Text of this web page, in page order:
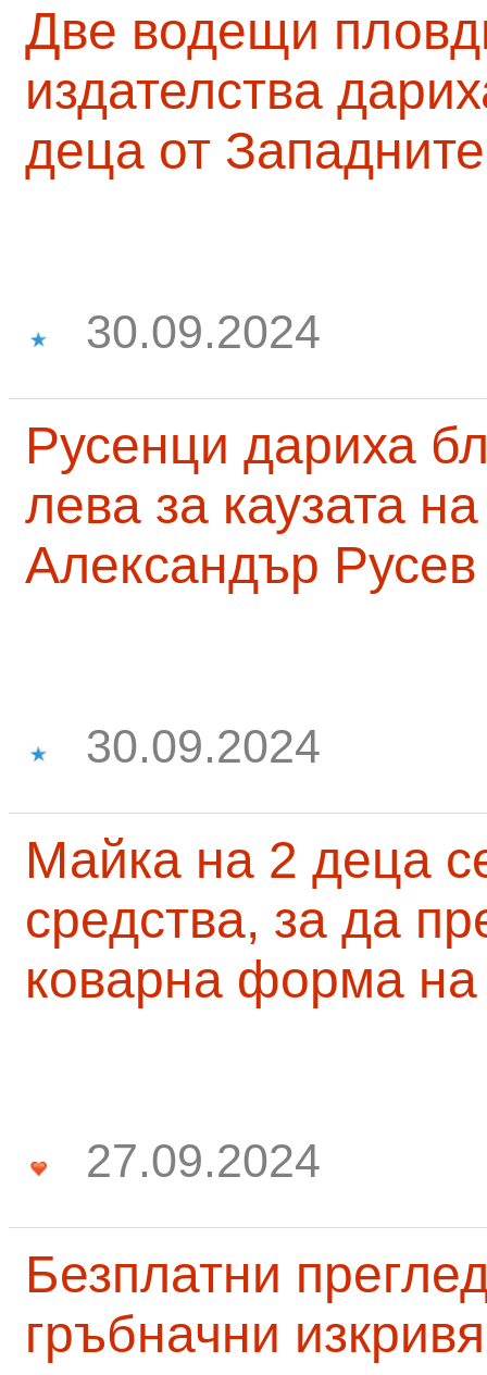
Две водещи
издателства
деца от
30.09.2024
Русенци дариха
лева за каузата
Александър Русев
30.09.2024
Майка на 2 деца
средства, за да
коварна форма на
27.09.2024
Безплатни
гръбначни